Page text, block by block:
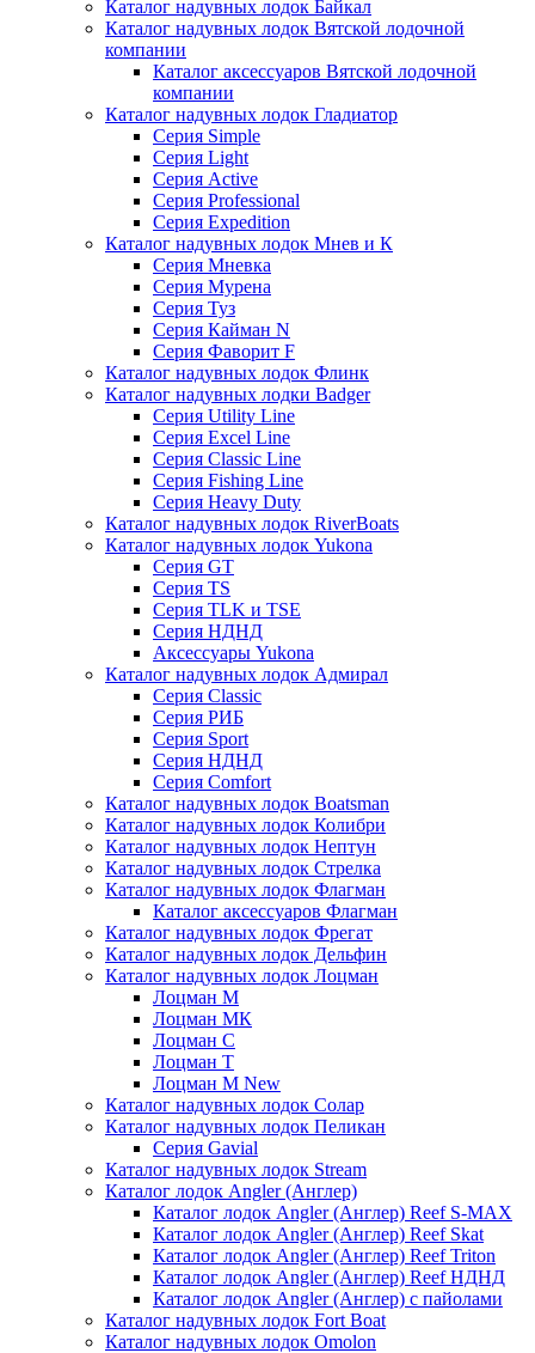
Каталог надувных лодок Байкал
Каталог надувных лодок Вятской лодочной
компании
Каталог аксессуаров Вятской лодочной
компании
Каталог надувных лодок Гладиатор
Серия Simple
Серия Light
Серия Active
Серия Professional
Серия Expedition
Каталог надувных лодок Мнев и К
Серия Мневка
Серия Мурена
Серия Туз
Серия Кайман N
Серия Фаворит F
Каталог надувных лодок Флинк
Каталог надувных лодки Badger
Серия Utility Line
Серия Excel Line
Серия Classic Line
Серия Fishing Line
Серия Heavy Duty
Каталог надувных лодок RiverBoats
Каталог надувных лодок Yukona
Серия GT
Серия TS
Серия TLK и TSE
Серия НДНД
Аксессуары Yukona
Каталог надувных лодок Адмирал
Серия Classic
Серия РИБ
Серия Sport
Серия НДНД
Серия Comfort
Каталог надувных лодок Boatsman
Каталог надувных лодок Колибри
Каталог надувных лодок Нептун
Каталог надувных лодок Стрелка
Каталог надувных лодок Флагман
Каталог аксессуаров Флагман
Каталог надувных лодок Фрегат
Каталог надувных лодок Дельфин
Каталог надувных лодок Лоцман
Лоцман М
Лоцман МК
Лоцман С
Лоцман Т
Лоцман М New
Каталог надувных лодок Солар
Каталог надувных лодок Пеликан
Серия Gavial
Каталог надувных лодок Stream
Каталог лодок Angler (Англер)
Каталог лодок Angler (Англер) Reef S-MAX
Каталог лодок Angler (Англер) Reef Skat
Каталог лодок Angler (Англер) Reef Triton
Каталог лодок Angler (Англер) Reef НДНД
Каталог лодок Angler (Англер) с пайолами
Каталог надувных лодок Fort Boat
Каталог надувных лодок Omolon